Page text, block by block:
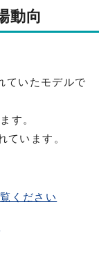
動向
ていたモデルで
す。
ています。
ください